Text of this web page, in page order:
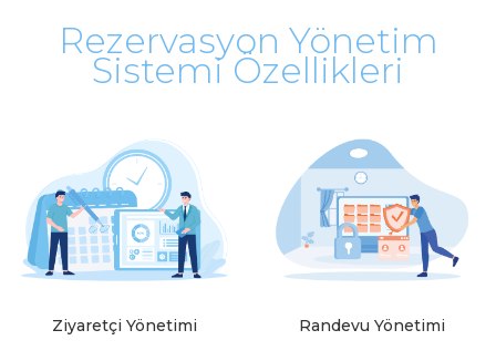
Rezervasyon Yönetim
Sistemi Özellikleri
Ziyaretçi Yönetimi Randevu Yönetimi